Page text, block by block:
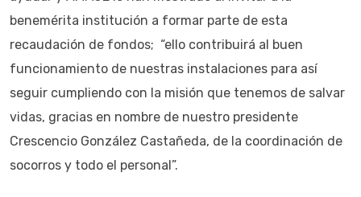
benemérita institución a formar parte de esta
recaudación de fondos; “ello contribuirá al buen
funcionamiento de nuestras instalaciones para así
seguir cumpliendo con la misión que tenemos de salvar
vidas, gracias en nombre de nuestro presidente
Crescencio González Castañeda, de la coordinación de
socorros y todo el personal”.